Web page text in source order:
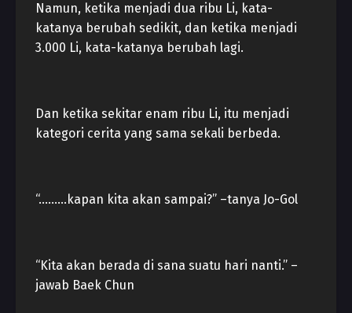
Namun, ketika menjadi dua ribu Li, kata-
katanya berubah sedikit, dan ketika menjadi
3.000 Li, kata-katanya berubah lagi.
Dan ketika sekitar enam ribu Li, itu menjadi
kategori cerita yang sama sekali berbeda.
“………kapan kita akan sampai?” –tanya Jo-Gol
“Kita akan berada di sana suatu hari nanti.” –
jawab Baek Chun